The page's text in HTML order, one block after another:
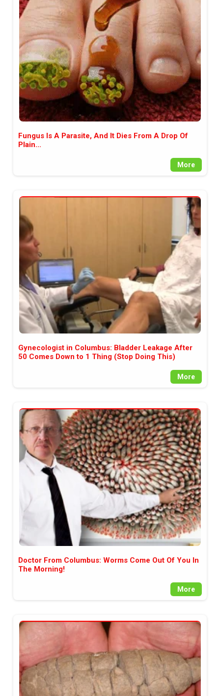
Fungus Is A Parasite, And It Dies From A Drop Of
Plain...
More
Gynecologist in Columbus: Bladder Leakage After
50 Comes Down to 1 Thing (Stop Doing This)
More
Doctor From Columbus: Worms Come Out Of You In
The Morning!
More